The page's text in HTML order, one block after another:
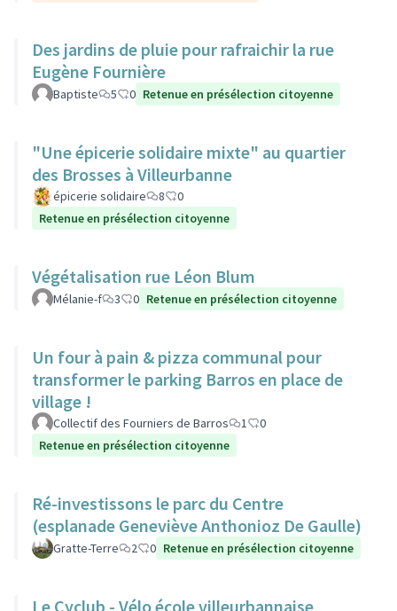
Des jardins de pluie pour rafraichir la rue
Eugène Fournière
Baptiste 5 0 Retenue en présélection citoyenne
"Une épicerie solidaire mixte" au quartier
des Brosses à Villeurbanne
épicerie solidaire 8
0
Retenue en présélection citoyenne
Végétalisation rue Léon Blum
Mélanie-f 3 0 Retenue en présélection citoyenne
Un four à pain & pizza communal pour
transformer le parking Barros en place de
village !
Collectif des Fourniers de Barros 1
0
Retenue en présélection citoyenne
Ré-investissons le parc du Centre
(esplanade Geneviève Anthonioz De Gaulle)
Gratte-Terre 2 0 Retenue en présélection citoyenne
Le Cyclub - Vélo école villeurbannaise